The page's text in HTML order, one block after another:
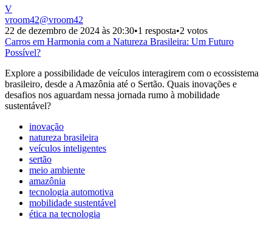
V
vroom42@vroom42
22 de dezembro de 2024 às 20:30•1 resposta•2 votos
Carros em Harmonia com a Natureza Brasileira: Um Futuro
Possível?
Explore a possibilidade de veículos interagirem com o ecossistema
brasileiro, desde a Amazônia até o Sertão. Quais inovações e
desafios nos aguardam nessa jornada rumo à mobilidade
sustentável?
inovação
natureza brasileira
veículos inteligentes
sertão
meio ambiente
amazônia
tecnologia automotiva
mobilidade sustentável
ética na tecnologia